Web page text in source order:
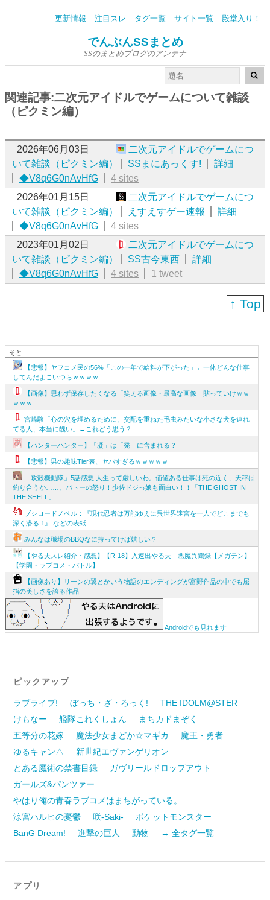
更新情報 注目スレ タグ一覧 サイト一覧 殿堂入り！
でんぶんSSまとめ
SSのまとめブログのアンテナ
関連記事:二次元アイドルでゲームについて雑談
（ピクミン編）
2026年06月03日
二次元アイドルでゲームにつ
いて雑談（ピクミン編）
SSまにあっくす!
詳細
◆V8q6G0nAvHfG
4 sites
2026年01月15日
二次元アイドルでゲームにつ
いて雑談（ピクミン編）
えすえすゲー速報
詳細
◆V8q6G0nAvHfG
4 sites
2023年01月02日
二次元アイドルでゲームにつ
いて雑談（ピクミン編）
SS古今東西
詳細
◆V8q6G0nAvHfG
4 sites 1 tweet
↑ Top
そと
【悲報】ヤフコメ民の56%「この一年で給料が下がった」←一体どんな仕事
してんだよこいつらｗｗｗｗ
【画像】思わず保存したくなる「笑える画像・最高な画像」貼っていけｗｗ
ｗｗｗ
宮崎駿「心の穴を埋めるために、交配を重ねた毛虫みたいな小さな犬を連れ
てる人、本当に醜い」←これどう思う？
【ハンターハンター】「凝」は「発」に含まれる？
【悲報】男の趣味Tier表、ヤバすぎるｗｗｗｗｗ
「攻殻機動隊」5話感想 人生って厳しいわ。価値ある仕事は死の近く、天秤は
釣り合うか……。バトーの怒り！少佐ドジっ娘も面白い！！「THE GHOST IN
THE SHELL」
ブシロードノベル：『現代忍者は万能ゆえに異世界迷宮を一人でどこまでも
深く潜る 1』 などの表紙
みんなは職場のBBQなに持ってけば嬉しい？
【やる夫スレ紹介・感想】【R-18】入速出やる夫 悪魔異聞録【メガテン】
【学園・ラブコメ・バトル】
【画像あり】リーンの翼とかいう物語のエンディングが富野作品の中でも屈
指の美しさを誇る作品
Androidでも見れます
ピックアップ
ラブライブ! ぼっち・ざ・ろっく!
THE IDOLM@STER
けもなー
艦隊これくしょん
まちカドまぞく
五等分の花嫁
魔法少女まどか☆マギカ
魔王・勇者
ゆるキャン△
新世紀エヴァンゲリオン
とある魔術の禁書目録
ガヴリールドロップアウト
ガールズ&パンツァー
やはり俺の青春ラブコメはまちがっている。
涼宮ハルヒの憂鬱
咲-Saki-
ポケットモンスター
BanG Dream!
進撃の巨人 動物 → 全タグ一覧
アプリ